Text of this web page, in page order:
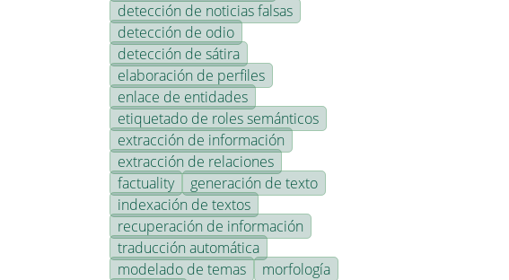
detección de noticias falsas
detección de odio
detección de sátira
elaboración de perfiles
enlace de entidades
etiquetado de roles semánticos
extracción de información
extracción de relaciones
factuality
generación de texto
indexación de textos
recuperación de información
traducción automática
modelado de temas
morfología